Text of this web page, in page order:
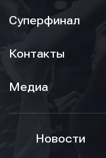
Суперфинал
Контакты
Медиа
Новости